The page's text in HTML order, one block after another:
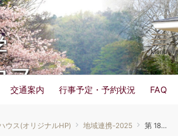
ス
Menu
交通案内 行事予定・予約状況 FAQ
ウス(オリジナルHP) 地域連携-2025 第 18 回 東京理科大学、野田市、流山市、三者包括連携協定講演会のお知らせ